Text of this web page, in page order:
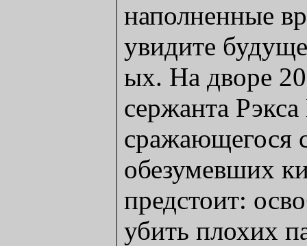
наполненные
увидите
ых. На дворе
сержанта Рэкса
сражающегося
обезумевших
предстоит:
убить плохих